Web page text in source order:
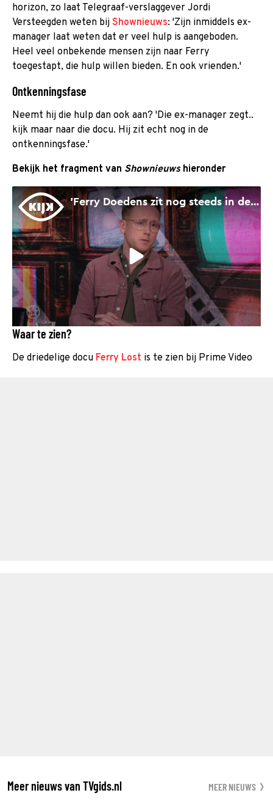
horizon, zo laat Telegraaf-verslaggever Jordi
Versteegden weten bij Shownieuws: 'Zijn inmiddels ex-
manager laat weten dat er veel hulp is aangeboden.
Heel veel onbekende mensen zijn naar Ferry
toegestapt, die hulp willen bieden. En ook vrienden.'
Ontkenningsfase
Neemt hij die hulp dan ook aan? 'Die ex-manager zegt..
kijk maar naar die docu. Hij zit echt nog in de
ontkenningsfase.'
Bekijk het fragment van Shownieuwshieronder
Waar te zien?
De driedelige docu Ferry Lost is te zien bij Prime Video
Meer nieuws van TVgids.nl MEER NIEUWS